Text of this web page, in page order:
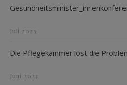
Juli 2023
Die Pflegekammer löst die
Juni 2023